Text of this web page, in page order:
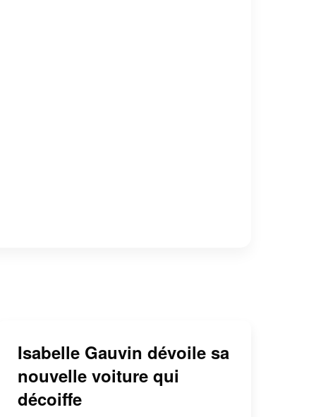
Isabelle Gauvin dévoile sa
nouvelle voiture qui
décoiffe